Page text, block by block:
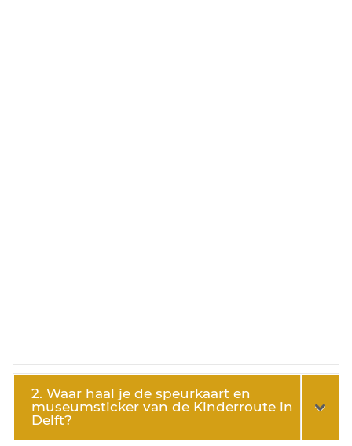
2. Waar haal je de speurkaart en
museumsticker van de Kinderroute in
Delft?